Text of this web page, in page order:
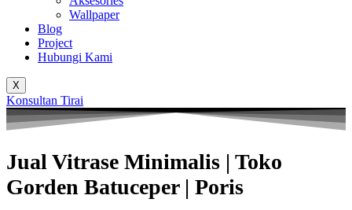
Wallpaper
Blog
Project
Hubungi Kami
X
Konsultan Tirai
Jual Vitrase Minimalis | Toko
Gorden Batuceper | Poris